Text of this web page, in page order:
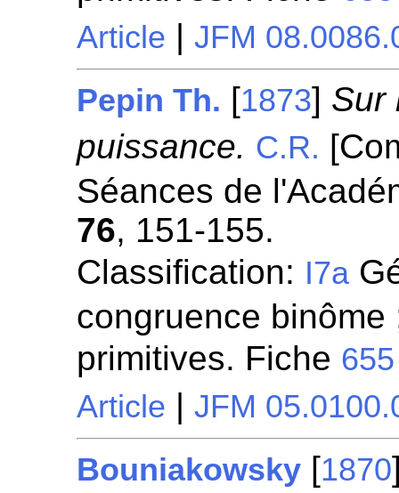
Article |JFM
Pepin Th. [1873] Sur
puissance. C.R.
Séances de
76, 151-155.
Classification: I7a
congruence
primitives. Fiche 655
Article |JFM
Bouniakowsky [1870